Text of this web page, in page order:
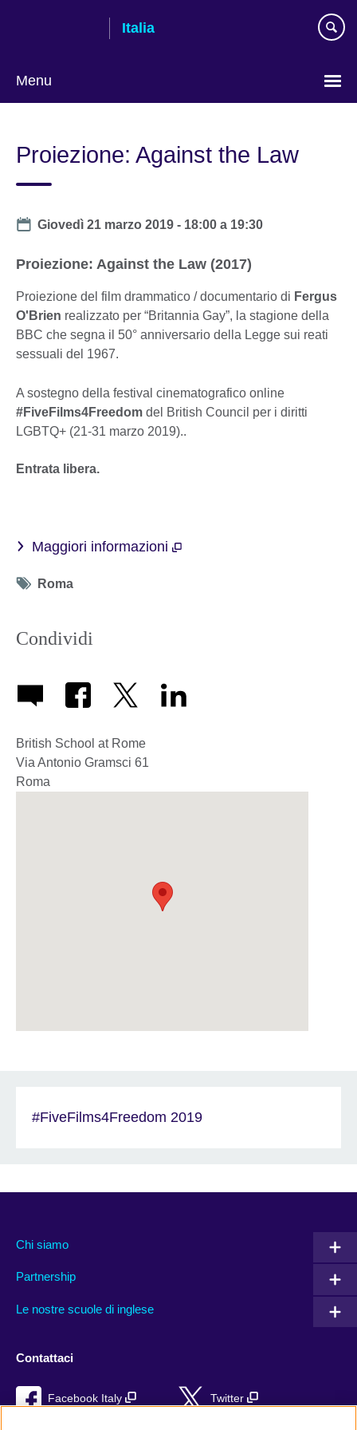
Italia
Menu
Proiezione: Against the Law
Date
Giovedì 21 marzo 2019 - 18:00 a 19:30
Proiezione: Against the Law (2017)
Proiezione del film drammatico / documentario di Fergus
O'Brien realizzato per “Britannia Gay”, la stagione della
BBC che segna il 50° anniversario della Legge sui reati
sessuali del 1967.
A sostegno della festival cinematografico online
#FiveFilms4Freedom del British Council per i diritti
LGBTQ+ (21-31 marzo 2019)..
Entrata libera.
Maggiori informazioni
Tag
Roma
Condividi
British School at Rome
Via Antonio Gramsci 61
Roma
#FiveFilms4Freedom 2019
Chi siamo
Partnership
Le nostre scuole di inglese
Contattaci
Facebook Italy Twitter